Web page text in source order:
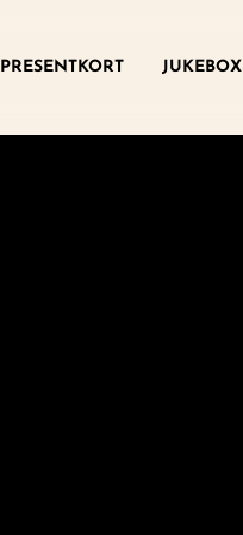
PRESENTKORT JUKEBOX